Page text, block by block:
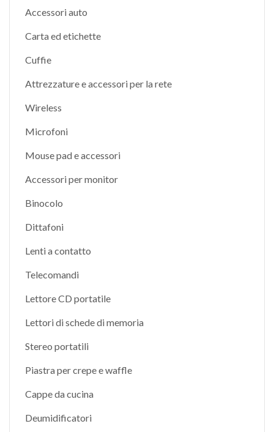
Accessori auto
Carta ed etichette
Cuffie
Attrezzature e accessori per la rete
Wireless
Microfoni
Mouse pad e accessori
Accessori per monitor
Binocolo
Dittafoni
Lenti a contatto
Telecomandi
Lettore CD portatile
Lettori di schede di memoria
Stereo portatili
Piastra per crepe e waffle
Cappe da cucina
Deumidificatori